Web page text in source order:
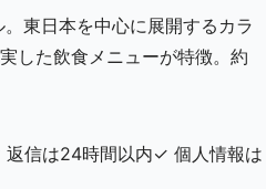
東日本を中心に展開するカラ
した飲食メニューが特徴。約
返信は24時間以内✓ 個人情報は